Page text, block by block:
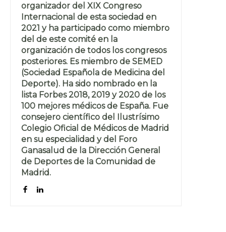
organizador del XIX Congreso
Internacional de esta sociedad en
2021 y ha participado como miembro
del de este comité en la
organización de todos los congresos
posteriores. Es miembro de SEMED
(Sociedad Española de Medicina del
Deporte). Ha sido nombrado en la
lista Forbes 2018, 2019 y 2020 de los
100 mejores médicos de España. Fue
consejero científico del Ilustrísimo
Colegio Oficial de Médicos de Madrid
en su especialidad y del Foro
Ganasalud de la Dirección General
de Deportes de la Comunidad de
Madrid.